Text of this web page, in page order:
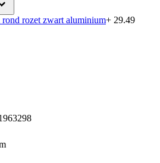
rozet zwart aluminium+ 29.49